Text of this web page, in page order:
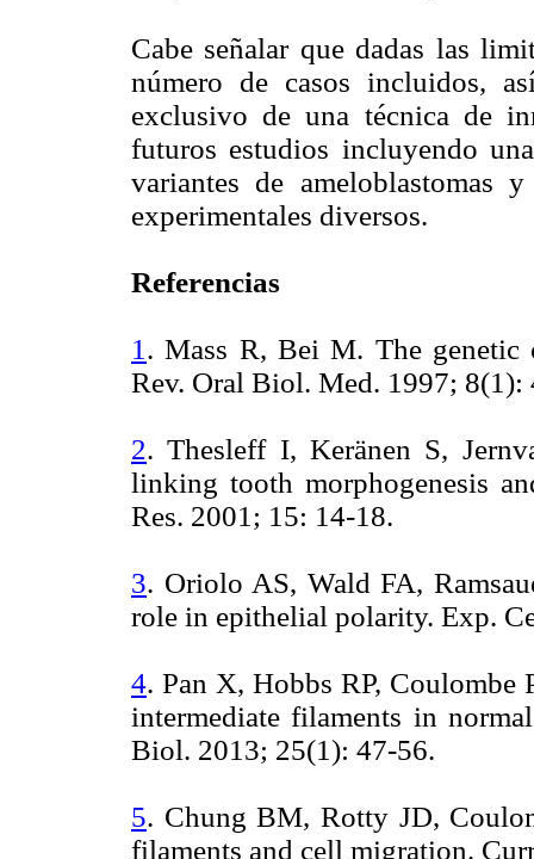
Cabe señalar que dadas las
número de casos incluidos,
exclusivo de una técnica de
futuros estudios incluyendo
variantes de ameloblastomas
experimentales diversos.
Referencias
1 . Mass R, Bei M. The
Rev. Oral Biol. Med. 1997; 8(1):
2. Thesleff I, Keränen S,
linking tooth morphogenesis
Res. 2001; 15: 14-18.
3. Oriolo AS, Wald FA,
role in epithelial polarity. Exp.
4. Pan X, Hobbs RP,
intermediate filaments in
Biol. 2013; 25(1): 47-56.
5. Chung BM, Rotty JD,
filaments and cell migration.